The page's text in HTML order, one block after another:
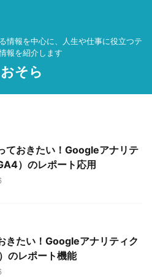
情報を中心に、人生や仕事に役立つテ
報を紹介します
そら
ておきたい！Googleアナリテ
）のレポート応用
きたい！Googleアナリティク
のレポート機能